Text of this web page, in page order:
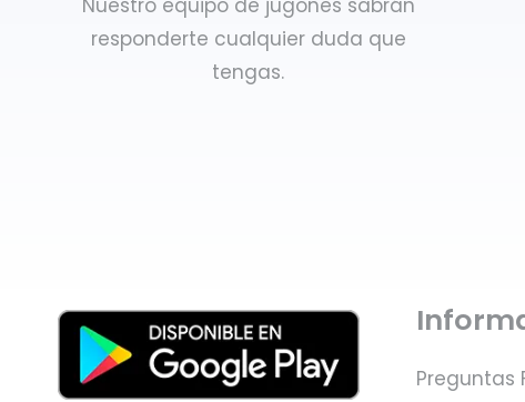
Nuestro equipo de jugones sabrán
responderte cualquier duda que
tengas.
Preguntas